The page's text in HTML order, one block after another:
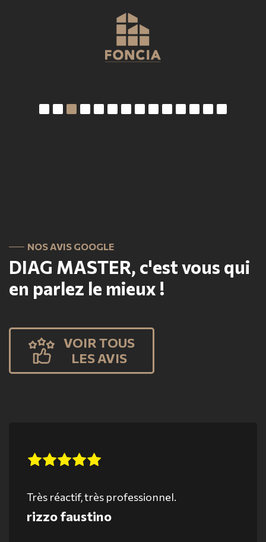
NOS AVIS GOOGLE
DIAG MASTER, c'est vous qui
en parlez le mieux !
VOIR TOUS
LES AVIS
Très réactif, très professionnel.
rizzo faustino